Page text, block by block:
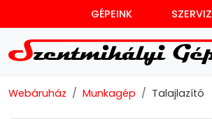
GÉPEINK SZERVIZ
Webáruház Munkagép Talajlazító